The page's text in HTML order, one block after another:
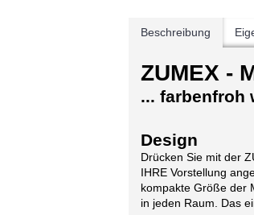
Beschreibung
ZUMEX -
... farbenfroh
Design
Drücken Sie mit der
IHRE Vorstellung
kompakte Größe der
in jeden Raum. Das